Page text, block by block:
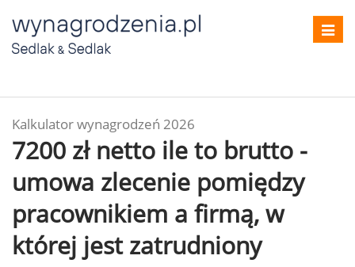
Kalkulator wynagrodzeń 2026
7200 zł netto ile to brutto -
umowa zlecenie pomiędzy
pracownikiem a firmą, w
której jest zatrudniony